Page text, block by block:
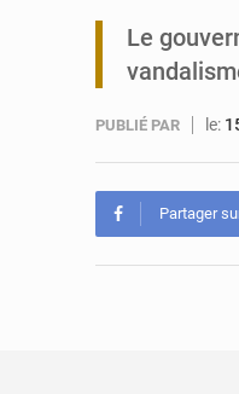
Le
PUBLIÉ PAR le:
Partager